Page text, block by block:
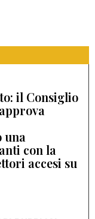
il Consiglio
una
con la
accesi su